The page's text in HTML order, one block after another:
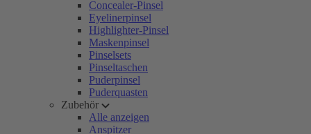
Concealer-Pinsel
Eyelinerpinsel
Highlighter-Pinsel
Maskenpinsel
Pinselsets
Pinseltaschen
Puderpinsel
Puderquasten
Zubehör
Alle anzeigen
Anspitzer